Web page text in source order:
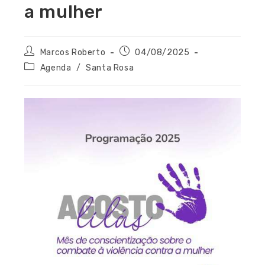
a mulher
Marcos Roberto
04/08/2025
Agenda / Santa Rosa